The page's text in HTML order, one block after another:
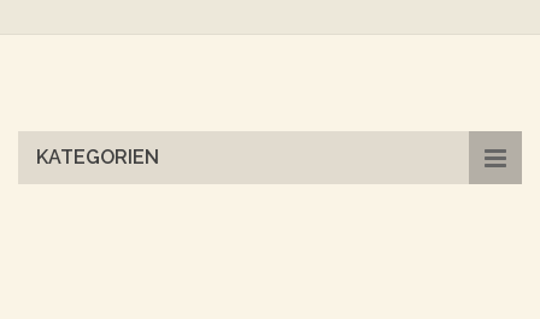
KATEGORIEN